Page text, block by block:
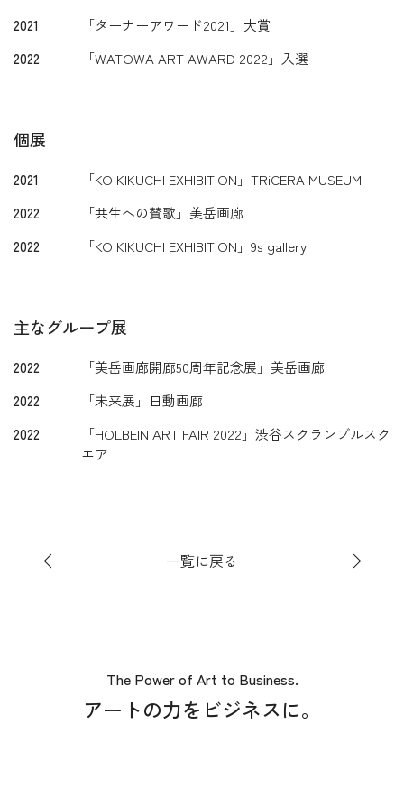
2021
「ターナーアワード2021」大賞
2022
「WATOWA ART AWARD 2022」入選
個展
2021
「KO KIKUCHI EXHIBITION」TRiCERA MUSEUM
2022
「共生への賛歌」美岳画廊
2022
「KO KIKUCHI EXHIBITION」9s gallery
主なグループ展
2022
「美岳画廊開廊50周年記念展」美岳画廊
2022
「未来展」日動画廊
2022
「HOLBEIN ART FAIR 2022」渋谷スクランブルスク
エア
一覧に戻る
The Power of Art to Business.
アートの力をビジネスに。